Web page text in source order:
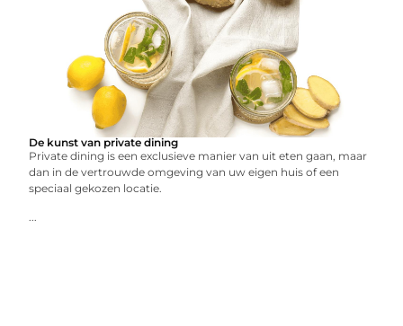
De kunst van private dining
Private dining is een exclusieve manier van uit eten gaan, maar
dan in de vertrouwde omgeving van uw eigen huis of een
speciaal gekozen locatie.
...